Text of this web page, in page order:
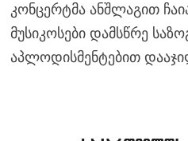
კონცერტმა ანშლაგით
მუსიკოსები დამსწრე
აპლოდისმენტებით